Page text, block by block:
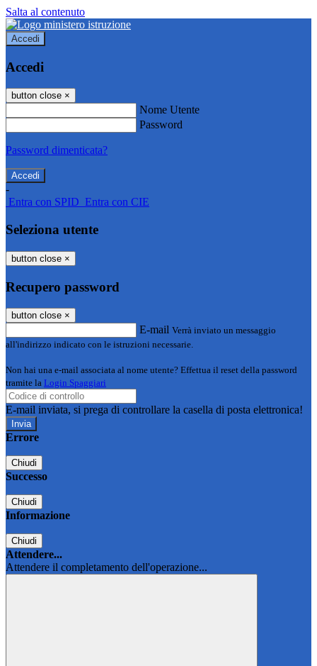
Salta al contenuto
Accedi
Accedi
button close ×
Nome Utente
Password
Password dimenticata?
-
Entra con SPID Entra con CIE
Seleziona utente
button close ×
Recupero password
button close ×
E-mail Verrà inviato un messaggio
all'indirizzo indicato con le istruzioni necessarie.
Non hai una e-mail associata al nome utente? Effettua il reset della password
tramite la Login Spaggiari
E-mail inviata, si prega di controllare la casella di posta elettronica!
Errore
Chiudi
Successo
Chiudi
Informazione
Chiudi
Attendere...
Attendere il completamento dell'operazione...